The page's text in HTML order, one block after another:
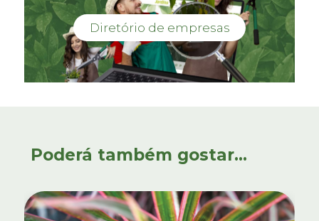
Diretório de empresas
Poderá também gostar...